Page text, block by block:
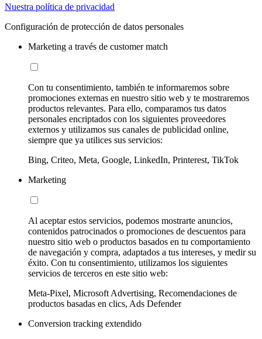
Nuestra política de privacidad
Configuración de protección de datos personales
Marketing a través de customer match
Con tu consentimiento, también te informaremos sobre
promociones externas en nuestro sitio web y te mostraremos
productos relevantes. Para ello, comparamos tus datos
personales encriptados con los siguientes proveedores
externos y utilizamos sus canales de publicidad online,
siempre que ya utilices sus servicios:
Bing, Criteo, Meta, Google, LinkedIn, Printerest, TikTok
Marketing
Al aceptar estos servicios, podemos mostrarte anuncios,
contenidos patrocinados o promociones de descuentos para
nuestro sitio web o productos basados en tu comportamiento
de navegación y compra, adaptados a tus intereses, y medir su
éxito. Con tu consentimiento, utilizamos los siguientes
servicios de terceros en este sitio web:
Meta-Pixel, Microsoft Advertising, Recomendaciones de
productos basadas en clics, Ads Defender
Conversion tracking extendido